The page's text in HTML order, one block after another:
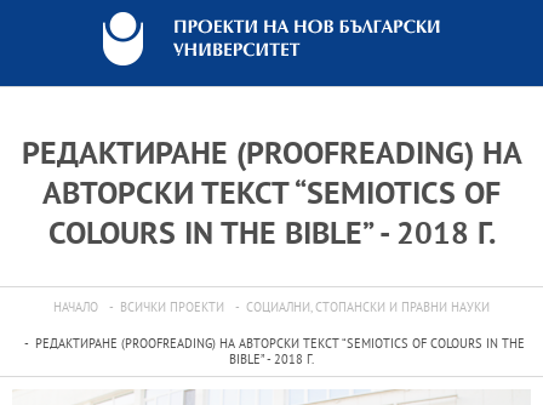
РЕДАКТИРАНЕ (PROOFREADING) НА
АВТОРСКИ ТЕКСТ “SEMIOTICS OF
COLOURS IN THE BIBLE” - 2018 Г.
НАЧАЛО ВСИЧКИ ПРОЕКТИ СОЦИАЛНИ, СТОПАНСКИ И ПРАВНИ НАУКИ
РЕДАКТИРАНЕ (PROOFREADING) НА АВТОРСКИ ТЕКСТ “SEMIOTICS OF COLOURS IN THE
BIBLE” - 2018 Г.